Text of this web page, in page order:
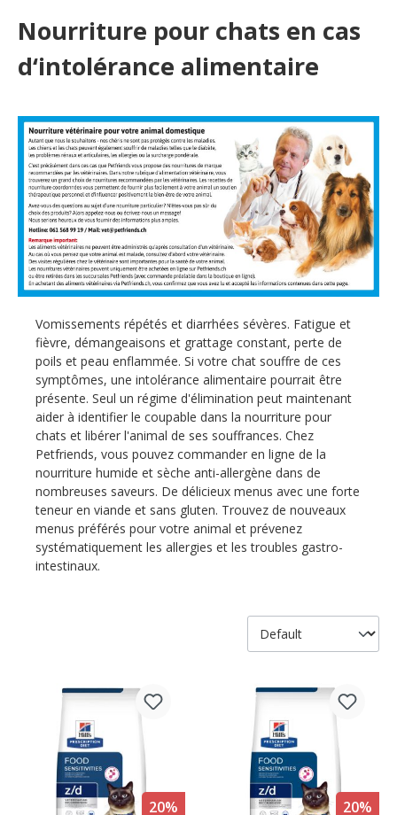
Nourriture pour chats en cas
d‘intolérance alimentaire
Vomissements répétés et diarrhées sévères. Fatigue et
fièvre, démangeaisons et grattage constant, perte de
poils et peau enflammée. Si votre chat souffre de ces
symptômes, une intolérance alimentaire pourrait être
présente. Seul un régime d'élimination peut maintenant
aider à identifier le coupable dans la nourriture pour
chats et libérer l'animal de ses souffrances. Chez
Petfriends, vous pouvez commander en ligne de la
nourriture humide et sèche anti-allergène dans de
nombreuses saveurs. De délicieux menus avec une forte
teneur en viande et sans gluten. Trouvez de nouveaux
menus préférés pour votre animal et prévenez
systématiquement les allergies et les troubles gastro-
intestinaux.
20% 20%